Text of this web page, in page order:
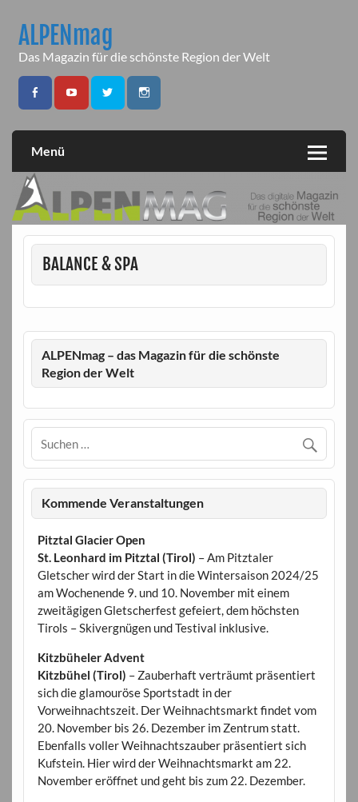
contentALPENmag
Das Magazin für die schönste Region der Welt
Menü
BALANCE & SPA
ALPENmag – das Magazin für die schönste
Region der Welt
Kommende Veranstaltungen
Pitztal Glacier Open
St. Leonhard im Pitztal (Tirol) – Am Pitztaler
Gletscher wird der Start in die Wintersaison 2024/25
am Wochenende 9. und 10. November mit einem
zweitägigen Gletscherfest gefeiert, dem höchsten
Tirols – Skivergnügen und Testival inklusive.
Kitzbüheler Advent
Kitzbühel (Tirol) – Zauberhaft verträumt präsentiert
sich die glamouröse Sportstadt in der
Vorweihnachtszeit. Der Weihnachtsmarkt findet vom
20. November bis 26. Dezember im Zentrum statt.
Ebenfalls voller Weihnachtszauber präsentiert sich
Kufstein. Hier wird der Weihnachtsmarkt am 22.
November eröffnet und geht bis zum 22. Dezember.